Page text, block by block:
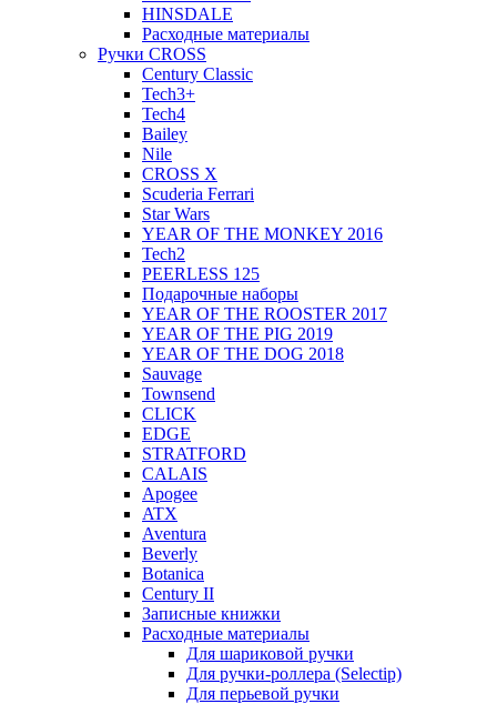
HINSDALE
Расходные материалы
Ручки CROSS
Century Classic
Tech3+
Tech4
Bailey
Nile
CROSS X
Scuderia Ferrari
Star Wars
YEAR OF THE MONKEY 2016
Tech2
PEERLESS 125
Подарочные наборы
YEAR OF THE ROOSTER 2017
YEAR OF THE PIG 2019
YEAR OF THE DOG 2018
Sauvage
Townsend
CLICK
EDGE
STRATFORD
CALAIS
Apogee
ATX
Aventura
Beverly
Botanica
Century II
Записные книжки
Расходные материалы
Для шариковой ручки
Для ручки-роллера (Selectip)
Для перьевой ручки